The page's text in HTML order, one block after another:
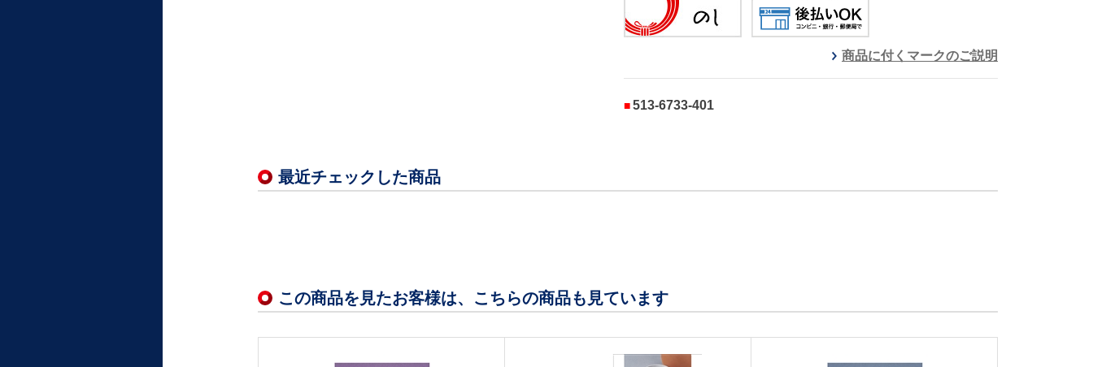
商品に付くマークのご説明
513-6733-401
最近チェックした商品
この商品を見たお客様は、こちらの商品も見ています